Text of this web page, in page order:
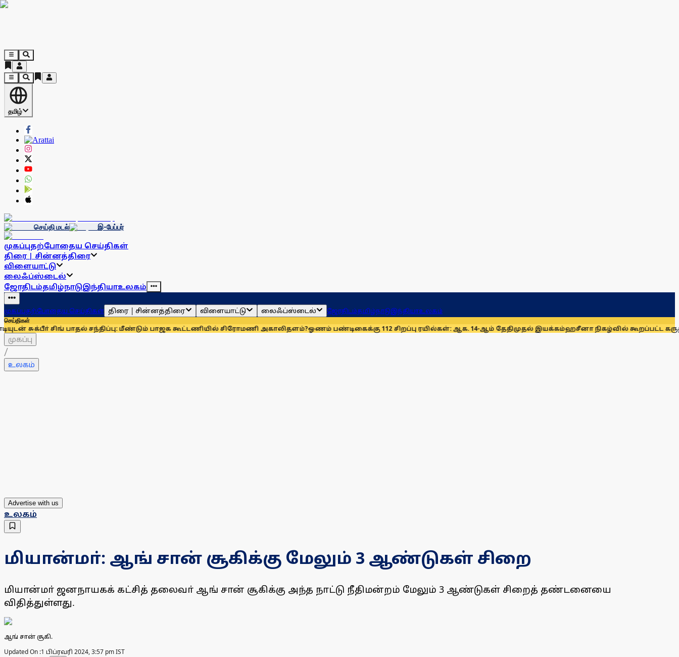
தமிழ்
செய்தி மடல் இ-பேப்பர்
முகப்புதற்போதைய செய்திகள்
திரை | சின்னத்திரை
விளையாட்டு
லைஃப்ஸ்டைல்
ஜோதிடம்தமிழ்நாடுஇந்தியாஉலகம்
முகப்புதற்போதைய செய்திகள் திரை | சின்னத்திரை விளையாட்டு லைஃப்ஸ்டைல் ஜோதிடம்தமிழ்நாடுஇந்தியாஉலகம்
செய்திகள்
சிங் பாதல் சந்திப்பு: மீண்டும் பாஜக கூட்டணியில் சிரோமணி அகாலிதளம்?ஓணம் பண்டிகைக்கு 112 சிறப்பு ரயில்கள்: ஆக. 14-ஆம் தேதிமுதல் இயக்கம்ஹசீனா நிகழ்வில் கூறப்பட்ட கருத்துகளை
முகப்பு
/
உலகம்
Advertise with us
உலகம்
மியான்மா்: ஆங் சான் சூகிக்கு மேலும் 3 ஆண்டுகள் சிறை
மியான்மா் ஜனநாயகக் கட்சித் தலைவா் ஆங் சான் சூகிக்கு அந்த நாட்டு நீதிமன்றம் மேலும் 3 ஆண்டுகள் சிறைத் தண்டனையை
விதித்துள்ளது.
ஆங் சான் சூகி.
Updated On :1 பிப்ரவரி 2024, 3:57 pm IST